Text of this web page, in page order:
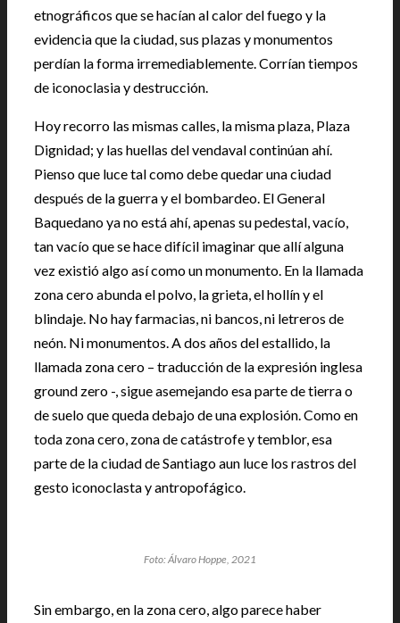
etnográficos que se hacían al calor del fuego y la
evidencia que la ciudad, sus plazas y monumentos
perdían la forma irremediablemente. Corrían tiempos
de iconoclasia y destrucción.
Hoy recorro las mismas calles, la misma plaza, Plaza
Dignidad; y las huellas del vendaval continúan ahí.
Pienso que luce tal como debe quedar una ciudad
después de la guerra y el bombardeo. El General
Baquedano ya no está ahí, apenas su pedestal, vacío,
tan vacío que se hace difícil imaginar que allí alguna
vez existió algo así como un monumento. En la llamada
zona cero abunda el polvo, la grieta, el hollín y el
blindaje. No hay farmacias, ni bancos, ni letreros de
neón. Ni monumentos. A dos años del estallido, la
llamada zona cero – traducción de la expresión inglesa
ground zero -, sigue asemejando esa parte de tierra o
de suelo que queda debajo de una explosión. Como en
toda zona cero, zona de catástrofe y temblor, esa
parte de la ciudad de Santiago aun luce los rastros del
gesto iconoclasta y antropofágico.
Foto: Álvaro Hoppe, 2021
Sin embargo, en la zona cero, algo parece haber